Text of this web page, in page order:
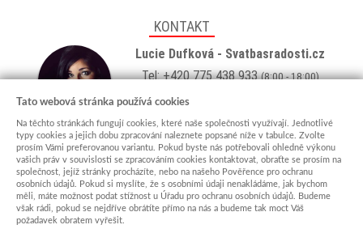
KONTAKT
Lucie Dufková - Svatbasradosti.cz
Tel: +420 775 438 933(8:00 - 18:00)
Email:
Showroom
Jungmannova 627, Kyjov 69701
Po-Pá: po domluvě (více info)
Tato webová stránka používá cookies
Na těchto stránkách fungují cookies, které naše společnosti využívají. Jednotlivé
typy cookies a jejich dobu zpracování naleznete popsané níže v tabulce. Zvolte
prosím Vámi preferovanou variantu. Pokud byste nás potřebovali ohledně výkonu
vašich práv v souvislosti se zpracováním cookies kontaktovat, obraťte se prosím na
společnost, jejíž stránky procházíte, nebo na našeho Pověřence pro ochranu
osobních údajů. Pokud si myslíte, že s osobními údaji nenakládáme, jak bychom
měli, máte možnost podat stížnost u Úřadu pro ochranu osobních údajů. Budeme
však rádi, pokud se nejdříve obrátíte přímo na nás a budeme tak moct Váš
požadavek obratem vyřešit.